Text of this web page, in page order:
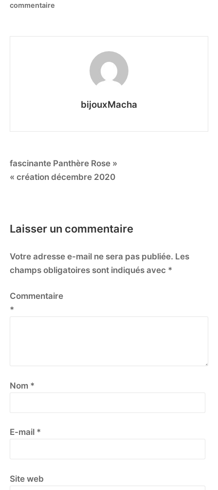
commentaire
bijouxMacha
fascinante Panthère Rose »
« création décembre 2020
Laisser un commentaire
Votre adresse e-mail ne sera pas publiée. Les
champs obligatoires sont indiqués avec *
Commentaire
*
Nom *
E-mail *
Site web